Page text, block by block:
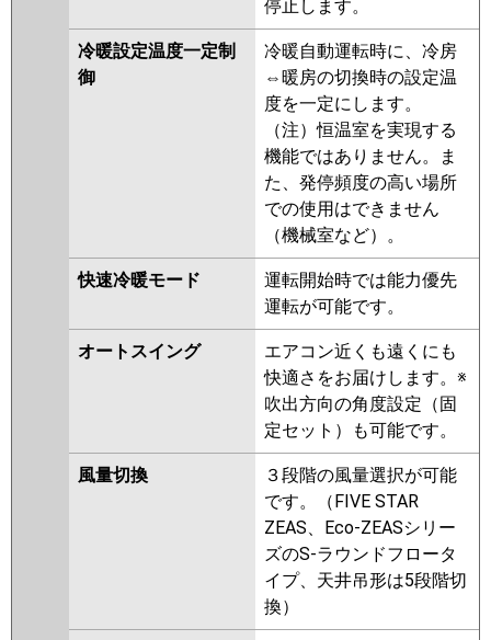
停止します。
冷暖設定温度一定制
御
冷暖自動運転時に、冷房
⇔暖房の切換時の設定温
度を一定にします。
（注）恒温室を実現する
機能ではありません。ま
た、発停頻度の高い場所
での使用はできません
（機械室など）。
快速冷暖モード
運転開始時では能力優先
運転が可能です。
オートスイング
エアコン近くも遠くにも
快適さをお届けします。※
吹出方向の角度設定（固
定セット）も可能です。
風量切換
３段階の風量選択が可能
です。（FIVE STAR
ZEAS、Eco-ZEASシリー
ズのS-ラウンドフロータ
イプ、天井吊形は5段階切
換）